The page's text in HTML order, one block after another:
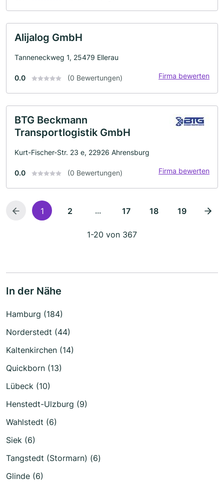
Alijalog GmbH
Tanneneckweg 1, 25479 Ellerau
0.0 (0 Bewertungen) Firma bewerten
BTG Beckmann
Transportlogistik GmbH
Kurt-Fischer-Str. 23 e, 22926 Ahrensburg
0.0 (0 Bewertungen) Firma bewerten
1 2 ... 17 18 19
1-20 von 367
In der Nähe
Hamburg (184)
Norderstedt (44)
Kaltenkirchen (14)
Quickborn (13)
Lübeck (10)
Henstedt-Ulzburg (9)
Wahlstedt (6)
Siek (6)
Tangstedt (Stormarn) (6)
Glinde (6)